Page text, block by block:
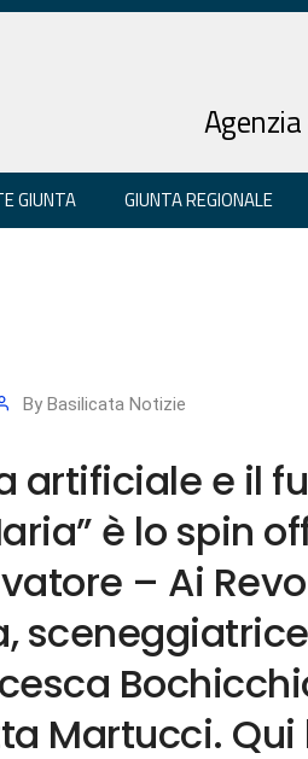
GIUNTA GIUNTA REGIONALE
By Basilicata Notizie
artificiale e il
è lo spin
– Ai
Martucci. Qui